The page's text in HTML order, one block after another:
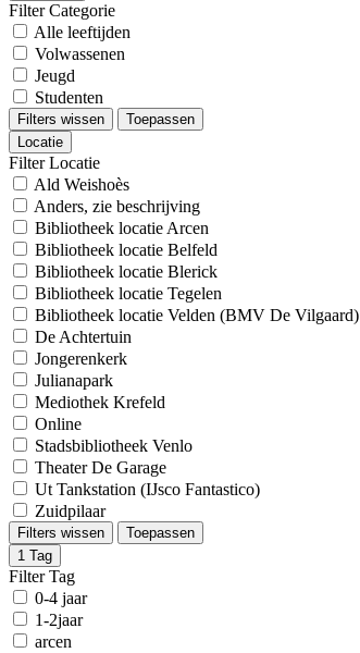
Filter Categorie
Alle leeftijden
Volwassenen
Jeugd
Studenten
Filters wissen
Toepassen
Locatie
Filter Locatie
Ald Weishoès
Anders, zie beschrijving
Bibliotheek locatie Arcen
Bibliotheek locatie Belfeld
Bibliotheek locatie Blerick
Bibliotheek locatie Tegelen
Bibliotheek locatie Velden (BMV De Vilgaard)
De Achtertuin
Jongerenkerk
Julianapark
Mediothek Krefeld
Online
Stadsbibliotheek Venlo
Theater De Garage
Ut Tankstation (IJsco Fantastico)
Zuidpilaar
Filters wissen
Toepassen
1 Tag
Filter Tag
0-4 jaar
1-2jaar
arcen